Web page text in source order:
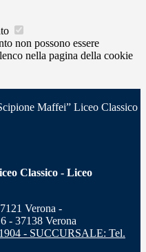
non possono essere
nella pagina della cookie
Maffei” Liceo Classico
Classico - Liceo
Verona -
- 37138 Verona
- SUCCURSALE: Tel.